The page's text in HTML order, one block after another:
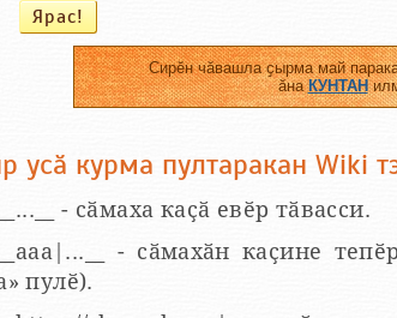
Сирӗн чӑвашла ҫырма май
ӑнаКУНТАН
усӑ курма пултаракан Wiki
__...__ - сӑмаха каҫӑ евӗр тӑвасси.
__aaa|...__ - сӑмахӑн каҫине
пулӗ).